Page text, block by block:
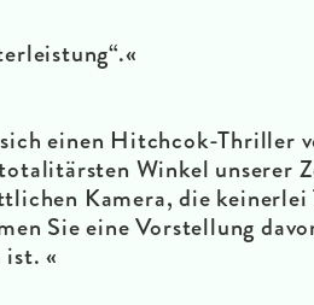
einen Hitchcok-Thriller
Winkel unserer
Kamera, die keinerlei
Sie eine Vorstellung
«